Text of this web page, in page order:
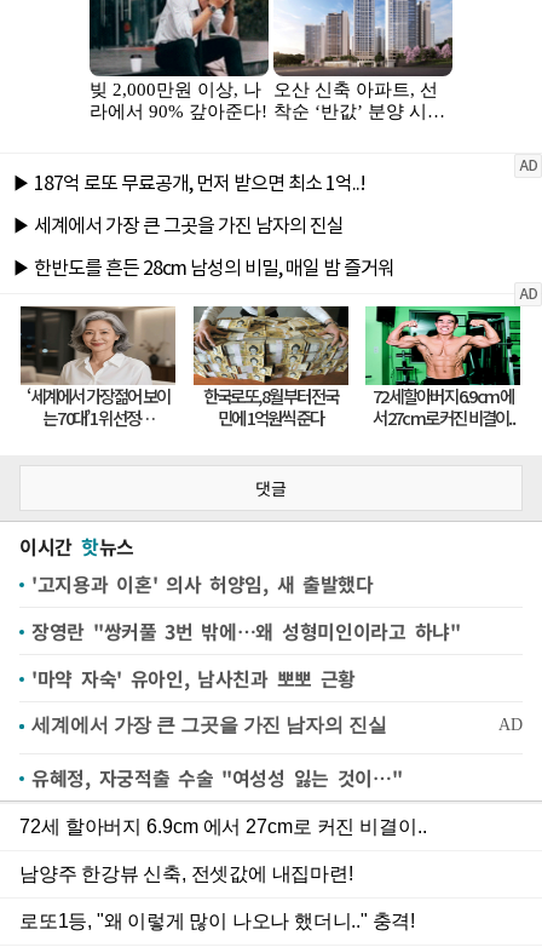
댓글
이시간 핫뉴스
'고지용과 이혼' 의사 허양임, 새 출발했다
장영란 "쌍커풀 3번 밖에…왜 성형미인이라고 하냐"
'마약 자숙' 유아인, 남사친과 뽀뽀 근황
유혜정, 자궁적출 수술 "여성성 잃는 것이…"